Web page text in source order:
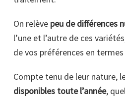
On relève peu de différences
l’une et l’autre de ces
de vos préférences en
Compte tenu de leur nature,
disponibles toute l’année,